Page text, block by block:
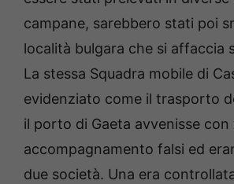
campane, sarebbero stati poi
località bulgara che si affaccia
La stessa Squadra mobile di
evidenziato come il trasporto
il porto di Gaeta avvenisse
accompagnamento falsi ed
due società. Una era